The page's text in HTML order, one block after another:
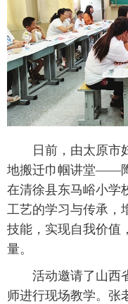
日前，由太原市妇
地搬迁巾帼讲堂——
在清徐县东马峪小学
工艺的学习与传承，
技能，实现自我价值
量。
活动邀请了山西省
师进行现场教学。张